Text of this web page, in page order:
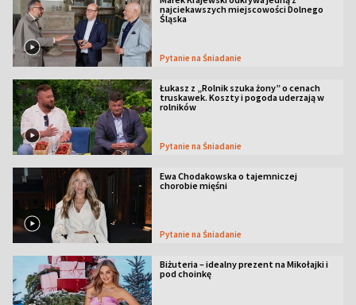
najciekawszych miejscowości Dolnego
Śląska
Pytanie na Śniadanie
Łukasz z „Rolnik szuka żony” o cenach
truskawek. Koszty i pogoda uderzają w
rolników
Pytanie na Śniadanie
Ewa Chodakowska o tajemniczej
chorobie mięśni
Pytanie na Śniadanie
Biżuteria – idealny prezent na Mikołajki i
pod choinkę